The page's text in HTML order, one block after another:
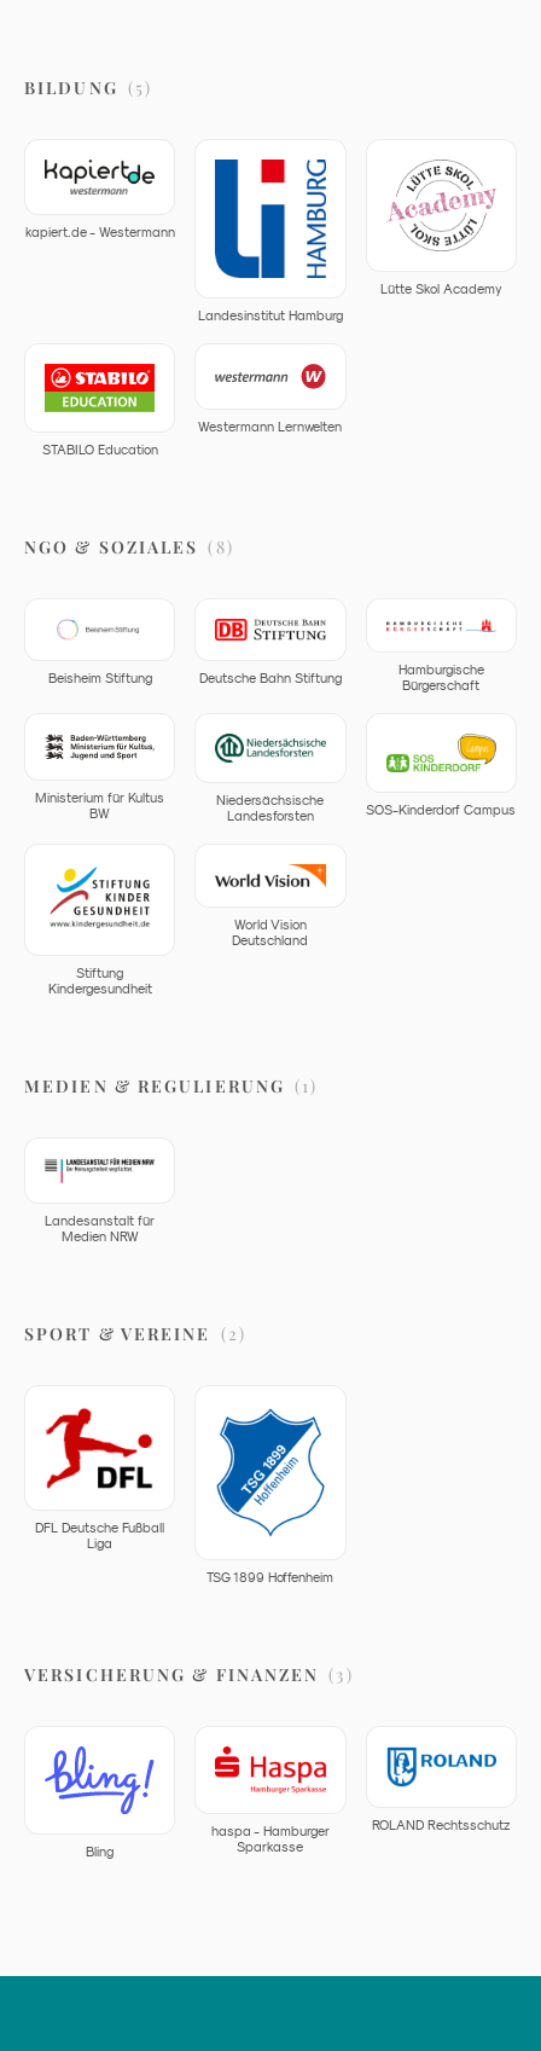
BILDUNG (5)
kapiert.de - Westermann
Landesinstitut Hamburg
Lütte Skol Academy
STABILO Education
Westermann Lernwelten
NGO & SOZIALES ( 8)
Beisheim Stiftung Deutsche Bahn Stiftung
Hamburgische
Bürgerschaft
Ministerium für Kultus
BW
Niedersächsische
Landesforsten
SOS-Kinderdorf Campus
Stiftung
Kindergesundheit
World Vision
Deutschland
MEDIEN & REGULIERUNG (1)
Landesanstalt für
Medien NRW
SPORT & VEREINE (2)
DFL Deutsche Fußball
Liga
TSG 1899 Hoffenheim
VERSICHERUNG & FINANZEN (3)
Bling
haspa - Hamburger
Sparkasse
ROLAND Rechtsschutz